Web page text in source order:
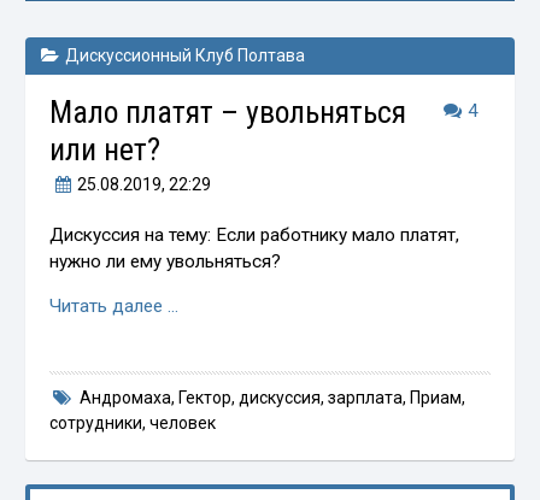
Дискуссионный Клуб Полтава
4
Мало платят – увольняться
или нет?
25.08.2019, 22:29
Дискуссия на тему: Если работнику мало платят,
нужно ли ему увольняться?
Читать далее …
Андромаха, Гектор, дискуссия, зарплата, Приам,
сотрудники,человек